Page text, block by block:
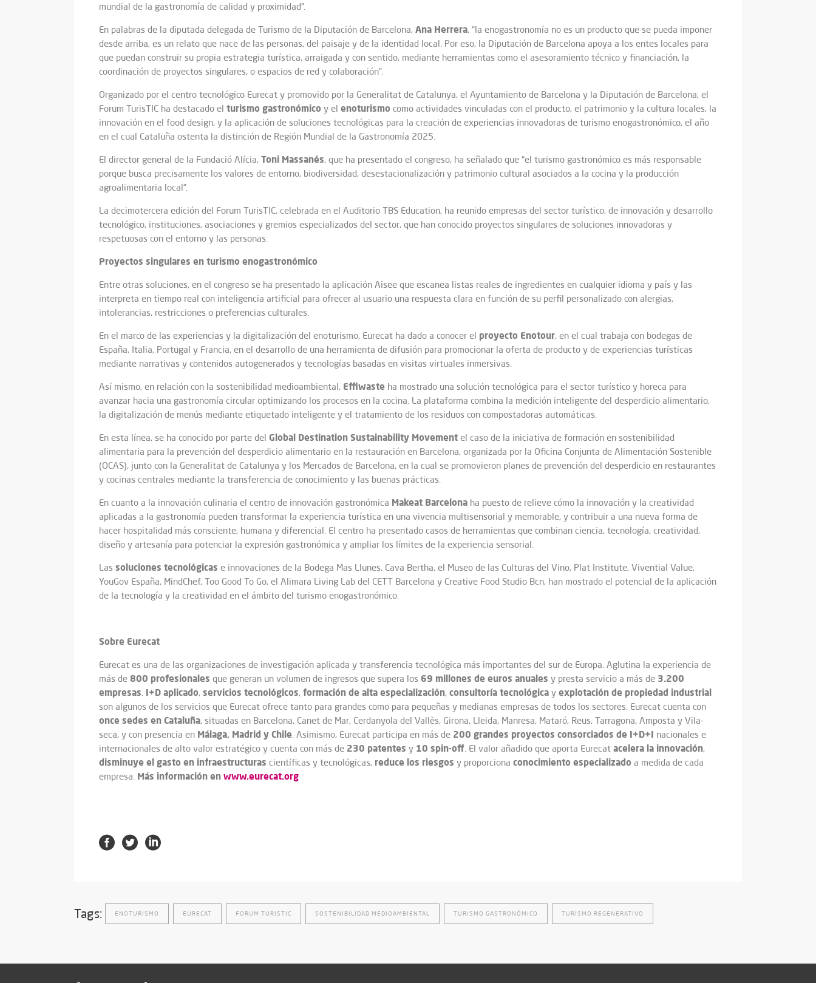
mundial de la gastronomía de calidad y proximidad”.
En palabras de la diputada delegada de Turismo de la Diputación de Barcelona, Ana Herrera, “la enogastronomía no es un producto que se pueda imponer
desde arriba, es un relato que nace de las personas, del paisaje y de la identidad local. Por eso, la Diputación de Barcelona apoya a los entes locales para
que puedan construir su propia estrategia turística, arraigada y con sentido, mediante herramientas como el asesoramiento técnico y financiación, la
coordinación de proyectos singulares, o espacios de red y colaboración”.
Organizado por el centro tecnológico Eurecat y promovido por la Generalitat de Catalunya, el Ayuntamiento de Barcelona y la Diputación de Barcelona, el
Forum TurisTIC ha destacado el turismo gastronómico y el enoturismo como actividades vinculadas con el producto, el patrimonio y la cultura locales, la
innovación en el food design, y la aplicación de soluciones tecnológicas para la creación de experiencias innovadoras de turismo enogastronómico, el año
en el cual Cataluña ostenta la distinción de Región Mundial de la Gastronomía 2025.
El director general de la Fundació Alícia, Toni Massanés, que ha presentado el congreso, ha señalado que “el turismo gastronómico es más responsable
porque busca precisamente los valores de entorno, biodiversidad, desestacionalización y patrimonio cultural asociados a la cocina y la producción
agroalimentaria local”.
La decimotercera edición del Forum TurisTIC, celebrada en el Auditorio TBS Education, ha reunido empresas del sector turístico, de innovación y desarrollo
tecnológico, instituciones, asociaciones y gremios especializados del sector, que han conocido proyectos singulares de soluciones innovadoras y
respetuosas con el entorno y las personas.
Proyectos singulares en turismo enogastronómico
Entre otras soluciones, en el congreso se ha presentado la aplicación Aisee que escanea listas reales de ingredientes en cualquier idioma y país y las
interpreta en tiempo real con inteligencia artificial para ofrecer al usuario una respuesta clara en función de su perfil personalizado con alergias,
intolerancias, restricciones o preferencias culturales.
En el marco de las experiencias y la digitalización del enoturismo, Eurecat ha dado a conocer el proyecto Enotour, en el cual trabaja con bodegas de
España, Italia, Portugal y Francia, en el desarrollo de una herramienta de difusión para promocionar la oferta de producto y de experiencias turísticas
mediante narrativas y contenidos autogenerados y tecnologías basadas en visitas virtuales inmersivas.
Así mismo, en relación con la sostenibilidad medioambiental, Effiwaste ha mostrado una solución tecnológica para el sector turístico y horeca para
avanzar hacia una gastronomía circular optimizando los procesos en la cocina. La plataforma combina la medición inteligente del desperdicio alimentario,
la digitalización de menús mediante etiquetado inteligente y el tratamiento de los residuos con compostadoras automáticas.
En esta línea, se ha conocido por parte del Global Destination Sustainability Movement el caso de la iniciativa de formación en sostenibilidad
alimentaria para la prevención del desperdicio alimentario en la restauración en Barcelona, organizada por la Oficina Conjunta de Alimentación Sostenible
(OCAS), junto con la Generalitat de Catalunya y los Mercados de Barcelona, en la cual se promovieron planes de prevención del desperdicio en restaurantes
y cocinas centrales mediante la transferencia de conocimiento y las buenas prácticas.
En cuanto a la innovación culinaria el centro de innovación gastronómica Makeat Barcelona ha puesto de relieve cómo la innovación y la creatividad
aplicadas a la gastronomía pueden transformar la experiencia turística en una vivencia multisensorial y memorable, y contribuir a una nueva forma de
hacer hospitalidad más consciente, humana y diferencial. El centro ha presentado casos de herramientas que combinan ciencia, tecnología, creatividad,
diseño y artesanía para potenciar la expresión gastronómica y ampliar los límites de la experiencia sensorial.
Las soluciones tecnológicas e innovaciones de la Bodega Mas Llunes, Cava Bertha, el Museo de las Culturas del Vino, Plat Institute, Vivential Value,
YouGov España, MindChef, Too Good To Go, el Alimara Living Lab del CETT Barcelona y Creative Food Studio Bcn, han mostrado el potencial de la aplicación
de la tecnología y la creatividad en el ámbito del turismo enogastronómico.
Sobre Eurecat
Eurecat es una de las organizaciones de investigación aplicada y transferencia tecnológica más importantes del sur de Europa. Aglutina la experiencia de
más de 800 profesionales que generan un volumen de ingresos que supera los 69 millones de euros anuales y presta servicio a más de 3.200
empresas. I+D aplicado, servicios tecnológicos, formación de alta especialización, consultoría tecnológica y explotación de propiedad industrial
son algunos de los servicios que Eurecat ofrece tanto para grandes como para pequeñas y medianas empresas de todos los sectores. Eurecat cuenta con
once sedes en Cataluña, situadas en Barcelona, Canet de Mar, Cerdanyola del Vallès, Girona, Lleida, Manresa, Mataró, Reus, Tarragona, Amposta y Vila-
seca, y con presencia en Málaga, Madrid y Chile. Asimismo, Eurecat participa en más de 200 grandes proyectos consorciados de I+D+I nacionales e
internacionales de alto valor estratégico y cuenta con más de 230 patentes y 10 spin-off. El valor añadido que aporta Eurecat acelera la innovación,
disminuye el gasto en infraestructuras científicas y tecnológicas, reduce los riesgos y proporciona conocimiento especializado a medida de cada
empresa. Más información en www.eurecat.org
Tags: ENOTURISMO EURECAT FORUM TURISTIC SOSTENIBILIDAD MEDIOAMBIENTAL TURISMO GASTRONÓMICO TURISMO REGENERATIVO